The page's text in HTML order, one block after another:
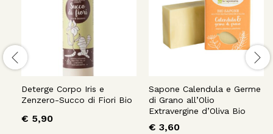
Deterge Corpo Iris e
Zenzero-Succo di Fiori Bio
€ 5,90
Sapone Calendula e Germe
di Grano all’Olio
Extravergine d’Oliva Bio
€ 3,60